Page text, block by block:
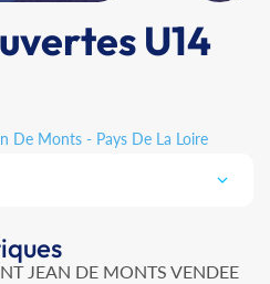
U14
De Monts - Pays De La Loire
JEAN DE MONTS VENDEE